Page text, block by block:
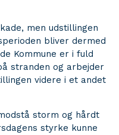
men udstillingen
bliver dermed
Kommune er i fuld
stranden og arbejder
videre i et andet
storm og hårdt
styrke kunne